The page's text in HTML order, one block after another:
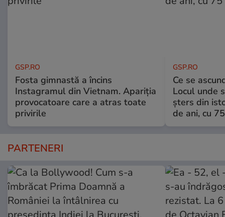
GSP.RO
Fosta gimnastă a încins
Instagramul din Vietnam. Apariția
provocatoare care a atras toate
privirile
GSP.RO
Ce se
Locul unde
șters din
de ani, cu
PARTENERI